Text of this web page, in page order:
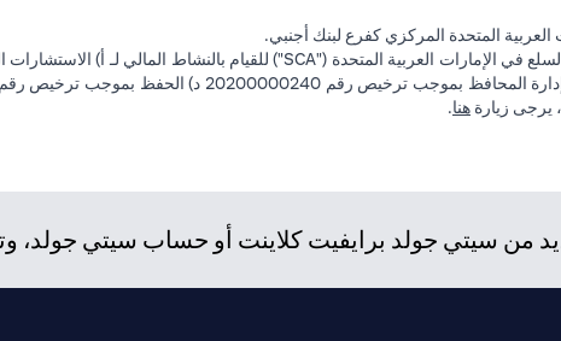
المتحدة المركزي كفرع لبنك أجنبي.
يرجى زيارة هنا.
سيتي جولد برايفيت كلاينت أو حساب سيتي جولد،